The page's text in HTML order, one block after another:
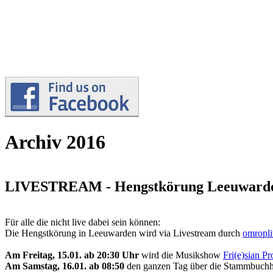
Archiv 2016
LIVESTREAM - Hengstkörung
Für alle die nicht live dabei sein können:
Die Hengstkörung in Leeuwarden wird via Livestream durch
Am Freitag, 15.01. ab 20:30 Uhr wird die Musikshow Fri(e)sian
Am Samstag, 16.01. ab 08:50 den ganzen Tag über die